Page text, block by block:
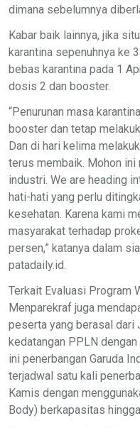
dimana sebelumnya
Kabar baik lainnya, jika
karantina sepenuhnya ke
bebas karantina pada 1
dosis 2 dan booster.
“Penurunan masa
booster dan tetap
Dan di hari kelima
terus membaik. Mohon ini
industri. We are heading
hati-hati yang perlu
kesehatan. Karena kami
masyarakat terhadap
persen,” katanya dalam
patadaily.id.
Terkait Evaluasi Program
Menparekraf juga
peserta yang berasal dari
kedatangan PPLN
ini penerbangan Garuda
terjadwal satu kali
Kamis dengan
Body) berkapasitas